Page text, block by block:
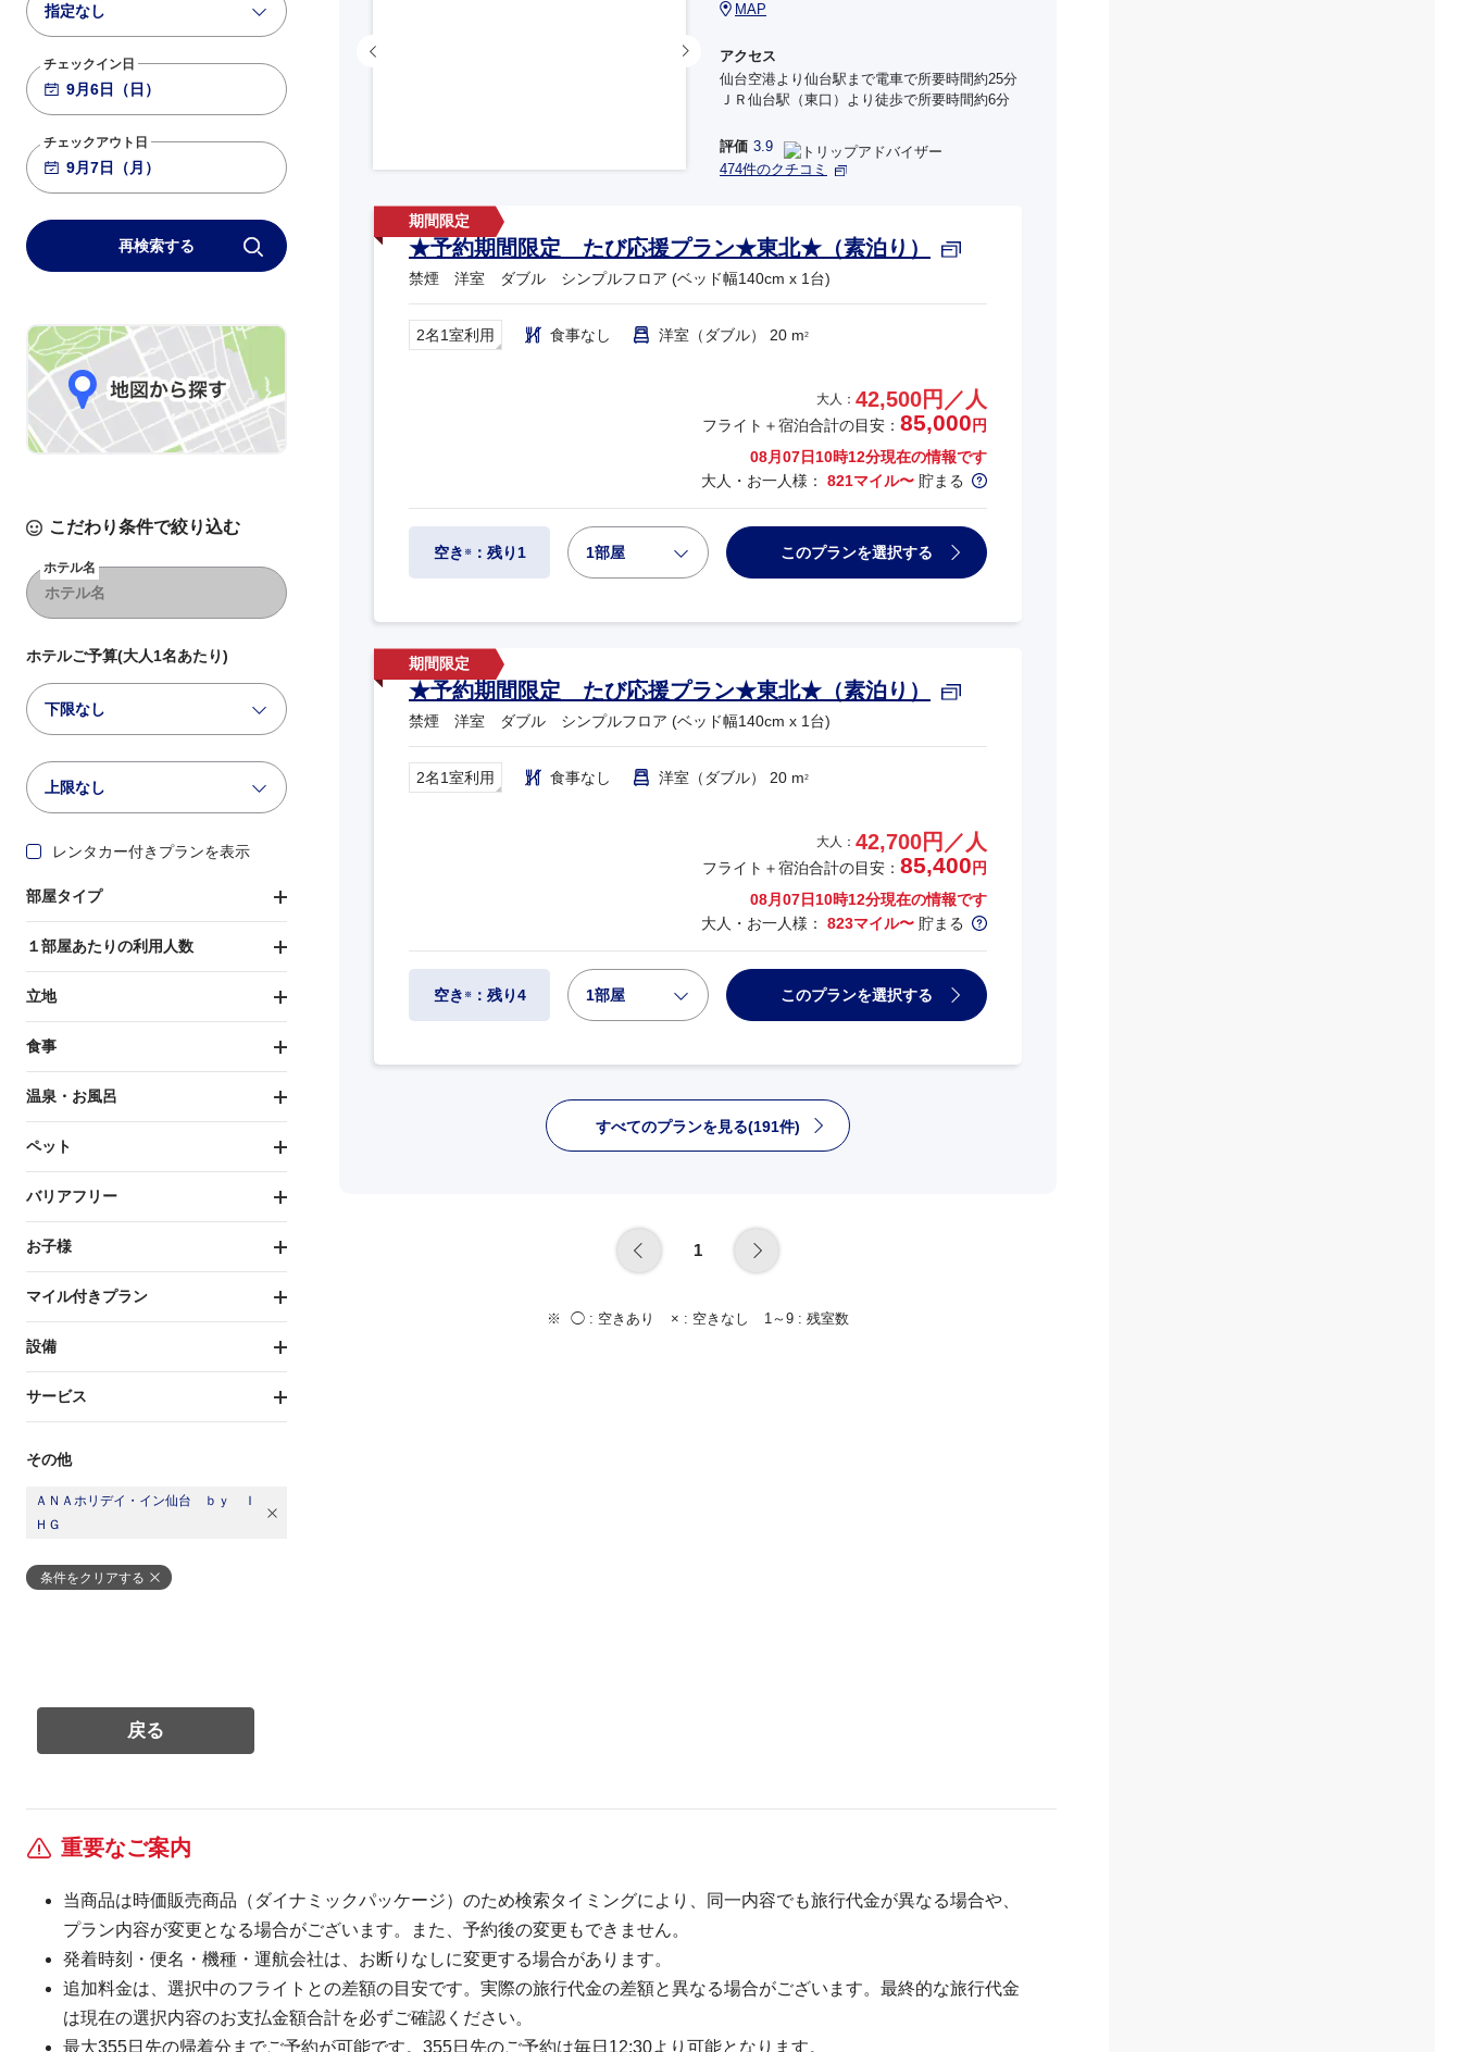
指定なし
チェックイン日
チェックアウト日
再検索する
こだわり条件で絞り込む
ホテル名
ホテルご予算(大人1名あたり)
下限なし
上限なし
レンタカー付きプランを表示
部屋タイプ
１部屋あたりの利用人数
立地
食事
温泉・お風呂
ペット
バリアフリー
お子様
マイル付きプラン
設備
サービス
その他
ＡＮＡホリデイ・イン仙台 ｂｙ Ｉ
ＨＧ
条件をクリアする
MAP
アクセス
仙台空港より仙台駅まで電車で所要時間約25分
ＪＲ仙台駅（東口）より徒歩で所要時間約6分
評価 3.9
474件のクチコミ
★予約期間限定 たび応援プラン★東北★（素泊り）
禁煙 洋室 ダブル シンプルフロア (ベッド幅140cm x 1台)
2名1室利用 食事なし 洋室（ダブル） 20 m2
大人： 42,500円／人
フライト＋宿泊合計の目安： 85,000 円
08月07日10時12分現在の情報です
大人・お一人様： 821マイル〜 貯まる
空き ※：残り1 1部屋 このプランを選択する
★予約期間限定 たび応援プラン★東北★（素泊り）
禁煙 洋室 ダブル シンプルフロア (ベッド幅140cm x 1台)
2名1室利用 食事なし 洋室（ダブル） 20 m2
大人： 42,700円／人
フライト＋宿泊合計の目安： 85,400 円
08月07日10時12分現在の情報です
大人・お一人様： 823マイル〜 貯まる
空き ※：残り4 1部屋 このプランを選択する
すべてのプランを見る(191件)
1
◯ : 空きあり × : 空きなし 1～9 : 残室数
重要なご案内
当商品は時価販売商品（ダイナミックパッケージ）のため検索タイミングにより、同一内容でも旅行代金が異なる場合や、
プラン内容が変更となる場合がございます。また、予約後の変更もできません。
発着時刻・便名・機種・運航会社は、お断りなしに変更する場合があります。
追加料金は、選択中のフライトとの差額の目安です。実際の旅行代金の差額と異なる場合がございます。最終的な旅行代金
は現在の選択内容のお支払金額合計を必ずご確認ください。
最大355日先の帰着分までご予約が可能です。355日先のご予約は毎日12:30より可能となります。